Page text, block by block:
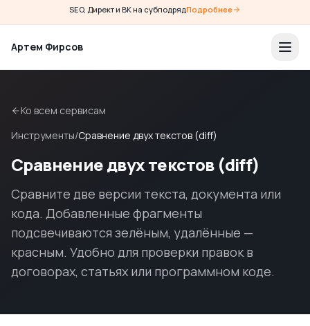
SEO, Директ и ВК на субподрядПодробнее
Артем Фирсов
Ко всем сервисам
Инструменты/Сравнение двух текстов (diff)
Сравнение двух текстов (diff)
Сравните две версии текста, документа или
кода. Добавленные фрагменты
подсвечиваются зелёным, удалённые —
красным. Удобно для проверки правок в
договорах, статьях или программном коде.